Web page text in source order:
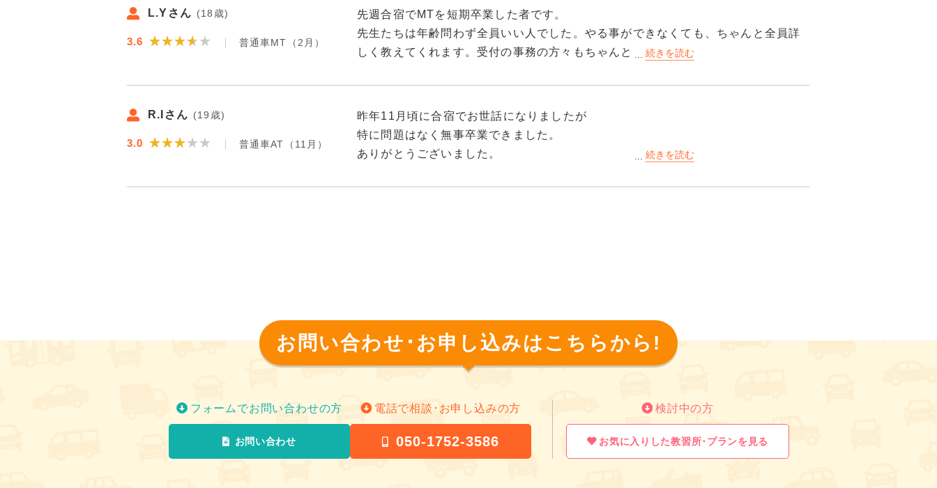
正しいと思う運転の方法で覚えていく感じです。
正直厳しい言い方をされる事もあると思います。
その場合は、講習の後にアンケート用紙があるので
書いたり相談すればいいと思います。
指導員を選びたいなら、指名制度などもあるみたいです。
受講生さんに悩まされながら仕事をしています。
同じ立場だと思って、こちらも配慮できる様に接してみたり
後半になってくると
受講生さんの事を思って、試験に合格してもらいたくて、とか
食堂前の女性二人?というのはおそらく寮監でしょう。寮の決まり事を守ってさえい
れば、とても優しくて話も親身になって聞いてくれますし、寮生みんなの事を応援
してくれているとっても素敵な方たちです。
合宿コースだったので、かなり詰め込まれた感じでした。その限られたスキマ時間
で効果測定を受けて合格していないと教習が進まないことがあるので、タイミング
が合うなら特別講習に行って分からないことはどんどん聞きましょう。
指導員さんについては、
せんね…。
です。
車の運転は怖いけどできるようになってくると楽しいですよ。今いる方も、これか
また部屋ごとに鍵もきちんとかかるようになっており安全です。
ゴミ箱はお部屋に1つでしたが、分別をきちんとしなくてはいけないのでビニール袋
を持っていると便利です。
お風呂、トイレ、洗濯機は共用ですが毎日清掃が入っていましたのでキレイでし
す、そうでなければ近くのドンキで購入できます。
音結構響きます。通話やドライヤーする時間は一応気遣ったほうがいいかもしれな
いです。
食堂前の女性二人?というのはおそらく寮監でしょう。寮の決まり事を守ってさえい
れば、とても優しくて話も親身になって聞いてくれますし、寮生みんなの事を応援
してくれているとっても素敵な方たちです。
教習は、
で効果測定を受けて合格していないと教習が進まないことがあるので、タイミング
が合うなら特別講習に行って分からないことはどんどん聞きましょう。
L.Yさん (18歳)
3.6 ★★★★★
★★★★★ 普通車MT（2月）
先週合宿でMTを短期卒業した者です。
先生たちは年齢問わず全員いい人でした。やる事ができなくても、ちゃんと全員詳
しく教えてくれます。受付の事務の方々もちゃんと分からない部分を言えば教えて
また、測定や学科試験対策の特別教室も2回利用したのですが、2人の若い先生に詳
しく教えて頂き、仮免許学科試験も満点を取る事ができました
。寮のご飯は正直あまり口に合わなかったですが、食べる分には問題ないです。周
最後に今後この教習所を検討されてる方々で、他の人のクチコミを見て不安に思っ
ている方や入校を悩む人もいるとは思いますが、正直に言うと人それぞれですが、
特に問題ない教習所です。とても良い教習所だったと思います。
強く言う先生や無愛想な先生がいるなどのクチコミが見受けられますが、それは何
回もできない場合に言われてしまう可能性もあるかと思います。ですが、それは今
後あなたがもし助手席に人を乗せた時に事故が起きたりしたら責任を負うのはあな
R.Iさん (19歳)
3.0 ★★★★★
★★★★★ 普通車AT（11月）
昨年11月頃に合宿でお世話になりましたが
特に問題はなく無事卒業できました。
ありがとうございました。
口コミであるほど悪くないかと思います。
お問い合わせ･お申し込みは こちらから!
フォームでお問い合わせの方
お問い合わせ
電話で相談･お申し込みの方
050-1752-3586
検討中の方
お気に入りした教習所･プランを見る